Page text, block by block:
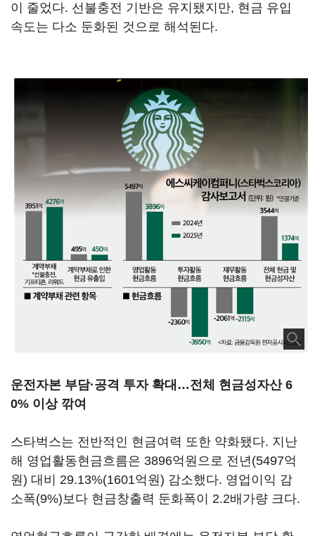
이 줄었다. 선불충전 기반은 유지됐지만, 현금 유입
속도는 다소 둔화된 것으로 해석된다.
운전자본 부담·공격 투자 확대…전체 현금성자산 6
0% 이상 깎여
스타벅스는 전반적인 현금여력 또한 약화됐다. 지난
해 영업활동현금흐름은 3896억원으로 전년(5497억
원) 대비 29.13%(1601억원) 감소했다. 영업이익 감
소폭(9%)보다 현금창출력 둔화폭이 2.2배가량 크다.